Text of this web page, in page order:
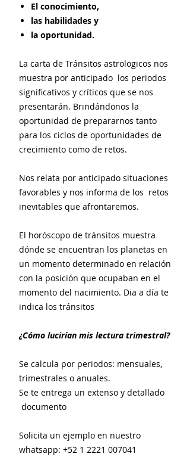
El conocimiento,
las habilidades y
la oportunidad.
La carta de Tránsitos astrologicos nos
muestra por anticipado los periodos
significativos y críticos que se nos
presentarán. Brindándonos la
oportunidad de prepararnos tanto
para los ciclos de oportunidades de
crecimiento como de retos.
Nos relata por anticipado situaciones
favorables y nos informa de los retos
inevitables que afrontaremos.
El horóscopo de tránsitos muestra
dónde se encuentran los planetas en
un momento determinado en relación
con la posición que ocupaban en el
momento del nacimiento. Dia a día te
indica los tránsitos
¿Cómo lucirían mis lectura trimestral?
Se calcula por periodos: mensuales,
trimestrales o anuales.
Se te entrega un extenso y detallado
documento
Solicita un ejemplo en nuestro
whatsapp: +52 1 2221 007041